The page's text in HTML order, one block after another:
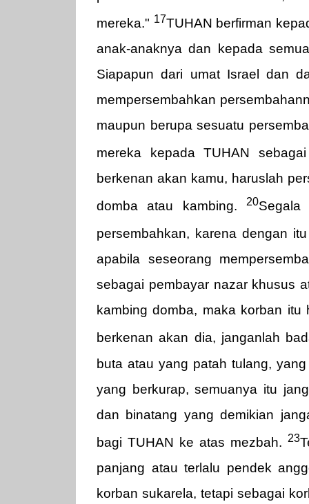
mereka." 17TUHAN berfirman
anak-anaknya dan kepada
Siapapun dari umat Israel dan
mempersembahkan
maupun berupa sesuatu
mereka kepada TUHAN
berkenan akan kamu, haruslah
domba atau kambing.
20Segala
persembahkan, karena dengan
apabila seseorang
sebagai pembayar nazar khusus
kambing domba, maka korban
berkenan akan dia, janganlah
buta atau yang patah tulang,
yang berkurap, semuanya itu
dan binatang yang demikian
bagi TUHAN ke atas mezbah. 23
panjang atau terlalu pendek
korban sukarela, tetapi sebagai